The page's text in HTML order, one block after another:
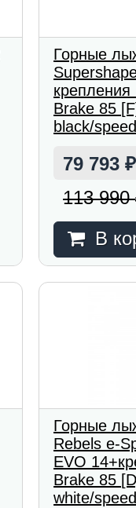
Горные
Brake 85
black/
79 793₽
113 990
В
Горные
Rebels e-
EVO
Brake 85
white/